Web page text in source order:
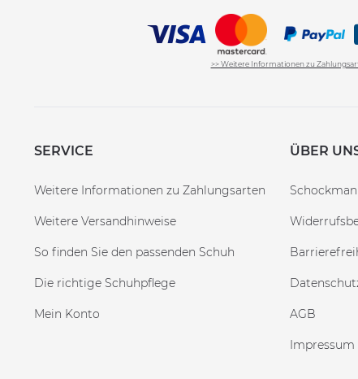
>> Weitere Informationen zu
SERVICE
Weitere Informationen zu Zahlungsarten
Weitere Versandhinweise
So finden Sie den passenden Schuh
Die richtige Schuhpflege
Mein Konto
ÜBER
AGB
Impressum